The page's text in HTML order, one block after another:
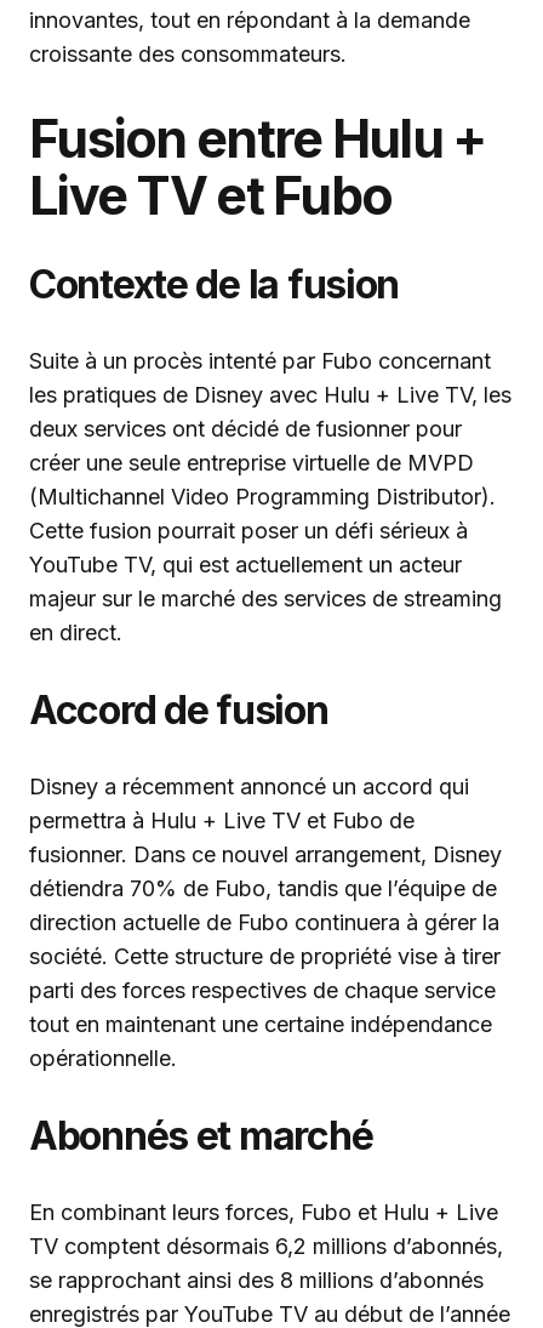
innovantes, tout en répondant à la demande
croissante des consommateurs.
Fusion entre Hulu +
Live TV et Fubo
Contexte de la fusion
Suite à un procès intenté par Fubo concernant
les pratiques de Disney avec Hulu + Live TV, les
deux services ont décidé de fusionner pour
créer une seule entreprise virtuelle de MVPD
(Multichannel Video Programming Distributor).
Cette fusion pourrait poser un défi sérieux à
YouTube TV, qui est actuellement un acteur
majeur sur le marché des services de streaming
en direct.
Accord de fusion
Disney a récemment annoncé un accord qui
permettra à Hulu + Live TV et Fubo de
fusionner. Dans ce nouvel arrangement, Disney
détiendra 70% de Fubo, tandis que l’équipe de
direction actuelle de Fubo continuera à gérer la
société. Cette structure de propriété vise à tirer
parti des forces respectives de chaque service
tout en maintenant une certaine indépendance
opérationnelle.
Abonnés et marché
En combinant leurs forces, Fubo et Hulu + Live
TV comptent désormais 6,2 millions d’abonnés,
se rapprochant ainsi des 8 millions d’abonnés
enregistrés par YouTube TV au début de l’année